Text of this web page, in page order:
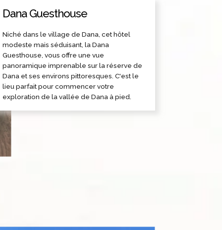
Dana Guesthouse
Niché dans le village de Dana, cet hôtel
modeste mais séduisant, la Dana
Guesthouse, vous offre une vue
panoramique imprenable sur la réserve de
Dana et ses environs pittoresques. C'est le
lieu parfait pour commencer votre
exploration de la vallée de Dana à pied.